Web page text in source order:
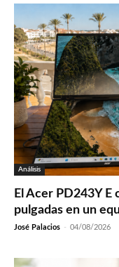
Análisis
El Acer PD243Y
pulgadas en un
José Palacios - 04/08/2026